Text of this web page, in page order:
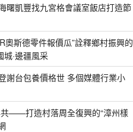
曙凱豐找九宮格會議室飯店打造節
奧斯德零件報價瓜”詮釋鄉村振興的
城·邊疆風采
謝台包養價格世 多個媒體行業小
——打造村落周全復興的“漳州樣